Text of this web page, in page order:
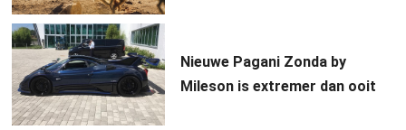
Nieuwe Pagani Zonda by
Mileson is extremer dan ooit